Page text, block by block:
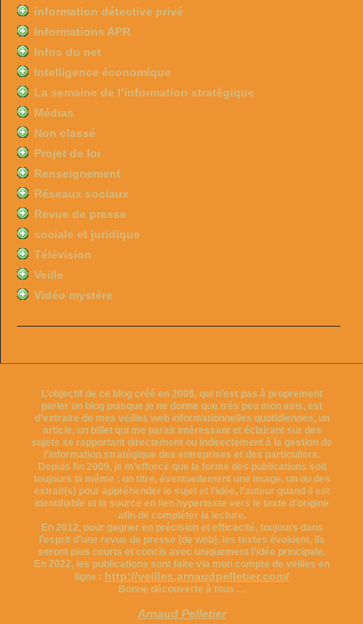
information détective privé
Informations APR
Infos du net
Intelligence économique
La semaine de l’information stratégique
Médias
Non classé
Projet de loi
Renseignement
Réseaux sociaux
Revue de presse
sociale et juridique
Télévision
Veille
Vidéo mystère
L’objectif de ce blog créé en 2006, qui n’est pas à proprement
parler un blog puisque je ne donne que très peu mon avis, est
d’extraire de mes veilles web informationnelles quotidiennes, un
article, un billet qui me parait intéressant et éclairant sur des
sujets se rapportant directement ou indirectement à la gestion de
l’information stratégique des entreprises et des particuliers.
Depuis fin 2009, je m’efforce que la forme des publications soit
toujours la même ; un titre, éventuellement une image, un ou des
extrait(s) pour appréhender le sujet et l’idée, l’auteur quand il est
identifiable et la source en lien hypertexte vers le texte d’origine
afin de compléter la lecture.
En 2012, pour gagner en précision et efficacité, toujours dans
l’esprit d’une revue de presse (de web), les textes évoluent, ils
seront plus courts et concis avec uniquement l’idée principale.
En 2022, les publications sont faite via mon compte de veilles en
ligne : http://veilles.arnaudpelletier.com/
Bonne découverte à tous …
Arnaud Pelletier